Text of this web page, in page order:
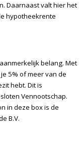
Daarnaast valt hier het
hypotheekrente
belang. Met
5% of meer van de
hebt. Dit is
Vennootschap.
in deze box is de
B.V.